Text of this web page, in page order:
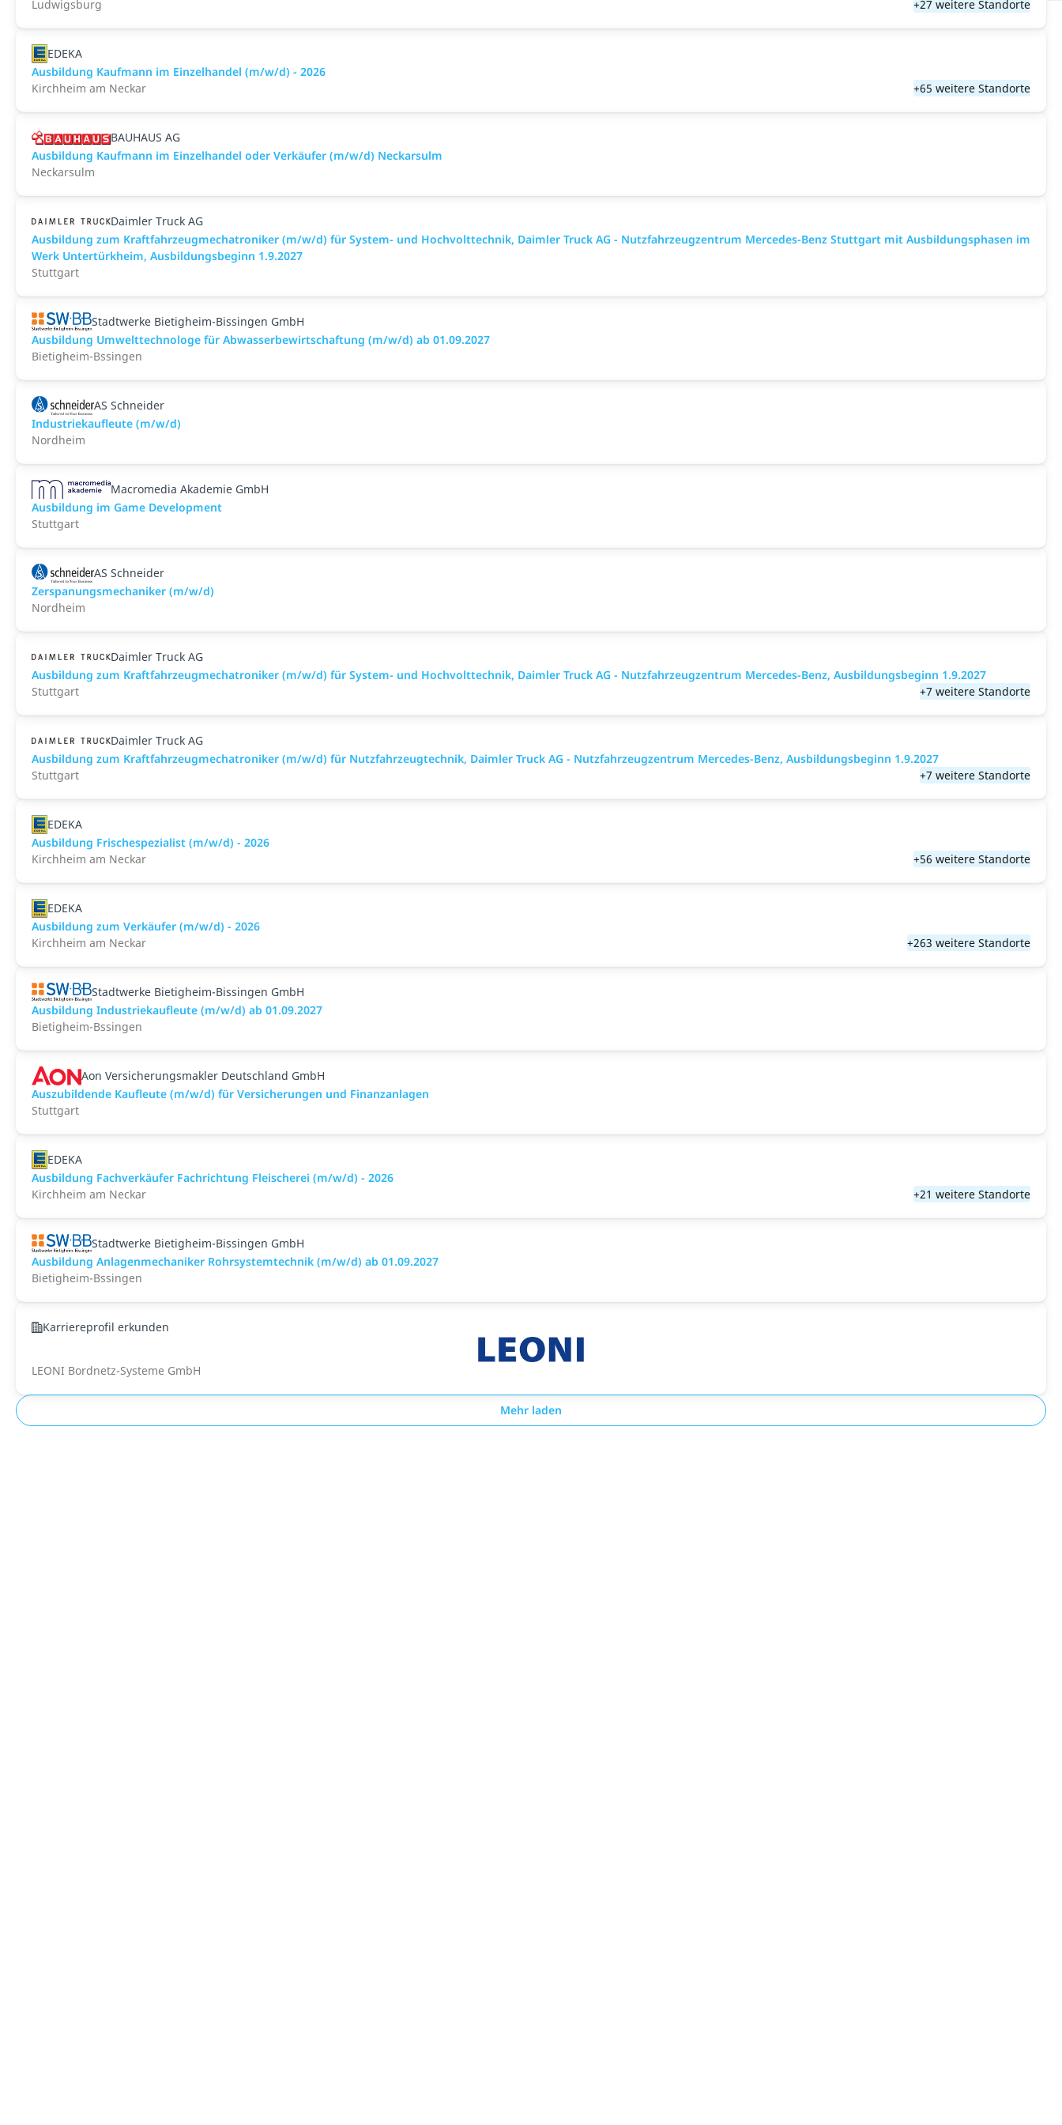
Ludwigsburg
+27 weitere Standorte
EDEKA
Ausbildung Kaufmann im Einzelhandel (m/w/d) - 2026
Kirchheim am Neckar
+65 weitere Standorte
BAUHAUS AG
Ausbildung Kaufmann im Einzelhandel oder Verkäufer (m/w/d) Neckarsulm
Neckarsulm
Daimler Truck AG
Ausbildung zum Kraftfahrzeugmechatroniker (m/w/d) für System- und Hochvolttechnik, Daimler Truck AG - Nutzfahrzeugzentrum Mercedes-Benz Stuttgart mit Ausbildungsphasen im
Werk Untertürkheim, Ausbildungsbeginn 1.9.2027
Stuttgart
Stadtwerke Bietigheim-Bissingen GmbH
Ausbildung Umwelttechnologe für Abwasserbewirtschaftung (m/w/d) ab 01.09.2027
Bietigheim-Bssingen
AS Schneider
Industriekaufleute (m/w/d)
Nordheim
Macromedia Akademie GmbH
Ausbildung im Game Development
Stuttgart
AS Schneider
Zerspanungsmechaniker (m/w/d)
Nordheim
Daimler Truck AG
Ausbildung zum Kraftfahrzeugmechatroniker (m/w/d) für System- und Hochvolttechnik, Daimler Truck AG - Nutzfahrzeugzentrum Mercedes-Benz, Ausbildungsbeginn 1.9.2027
Stuttgart
+7 weitere Standorte
Daimler Truck AG
Ausbildung zum Kraftfahrzeugmechatroniker (m/w/d) für Nutzfahrzeugtechnik, Daimler Truck AG - Nutzfahrzeugzentrum Mercedes-Benz, Ausbildungsbeginn 1.9.2027
Stuttgart
+7 weitere Standorte
EDEKA
Ausbildung Frischespezialist (m/w/d) - 2026
Kirchheim am Neckar
+56 weitere Standorte
EDEKA
Ausbildung zum Verkäufer (m/w/d) - 2026
Kirchheim am Neckar
+263 weitere Standorte
Stadtwerke Bietigheim-Bissingen GmbH
Ausbildung Industriekaufleute (m/w/d) ab 01.09.2027
Bietigheim-Bssingen
Aon Versicherungsmakler Deutschland GmbH
Auszubildende Kaufleute (m/w/d) für Versicherungen und Finanzanlagen
Stuttgart
EDEKA
Ausbildung Fachverkäufer Fachrichtung Fleischerei (m/w/d) - 2026
Kirchheim am Neckar
+21 weitere Standorte
Stadtwerke Bietigheim-Bissingen GmbH
Ausbildung Anlagenmechaniker Rohrsystemtechnik (m/w/d) ab 01.09.2027
Bietigheim-Bssingen
Karriereprofil erkunden
LEONI Bordnetz-Systeme GmbH
Mehr laden